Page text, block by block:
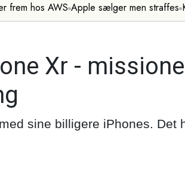
frem hos AWS Apple sælger men straffes
Xr -
sine billigere iPhones. Det